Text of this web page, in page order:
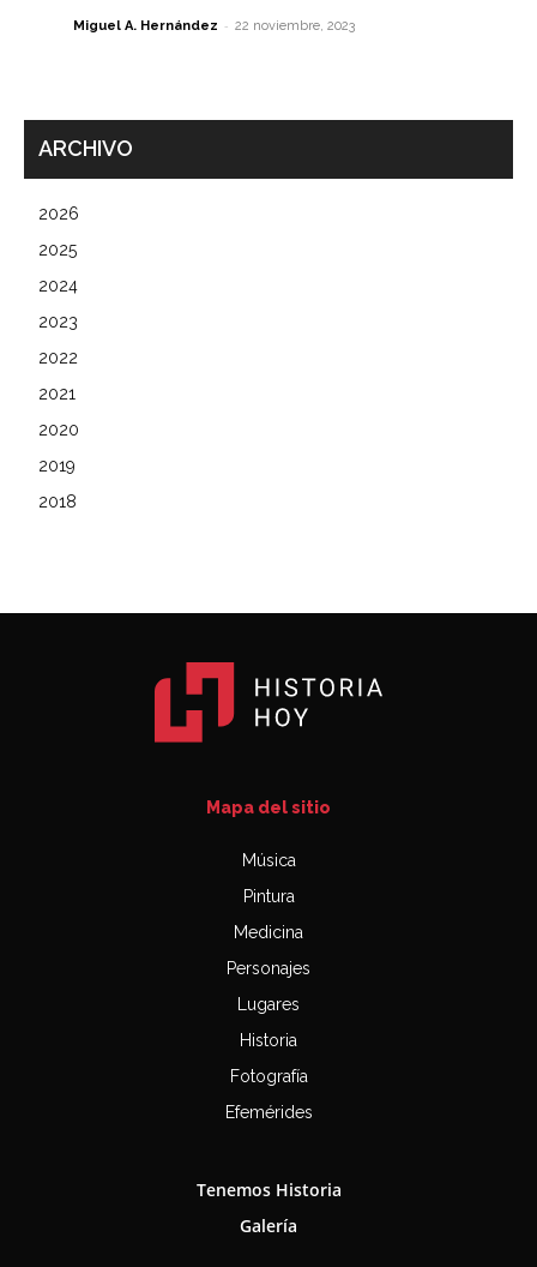
Miguel A. Hernández - 22 noviembre, 2023
ARCHIVO
2026
2025
2024
2023
2022
2021
2020
2019
2018
Mapa del sitio
Música
Pintura
Medicina
Personajes
Lugares
Historia
Fotografía
Efemérides
Tenemos Historia
Galería